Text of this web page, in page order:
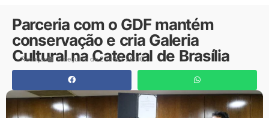
Parceria com o GDF mantém
conservação e cria Galeria
Cultural na Catedral de Brasília
Redação 3 de julho de 2026 20:00